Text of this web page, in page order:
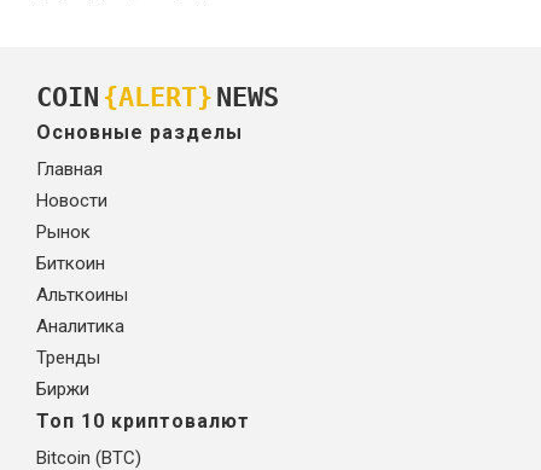
COIN {ALERT} NEWS
Основные разделы
Главная
Новости
Рынок
Биткоин
Альткоины
Аналитика
Тренды
Биржи
Топ 10 криптовалют
Bitcoin (BTC)